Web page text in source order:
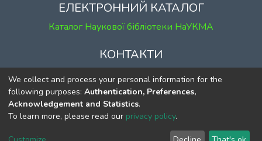
ЕЛЕКТРОННИЙ КАТАЛОГ
Каталог Наукової бібліотеки НаУКМА
КОНТАКТИ
м. Київ, вул. Григорія Сковороди, 2
к. 1, к. 120
тел. (044) 463-69-31
ekmair@ukma.edu.ua
We collect and process your personal information for the
following purposes: Authentication, Preferences,
Acknowledgement and Statistics.
To learn more, please read our privacy policy.